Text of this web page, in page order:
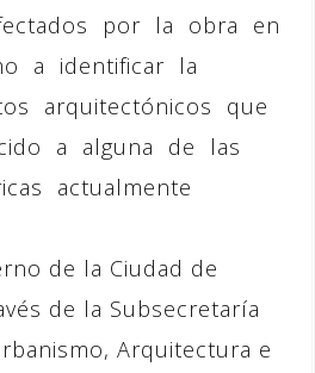
por la obra en
a identificar la
arquitectónicos que
a alguna de las
actualmente
de la Ciudad de
de la Subsecretaría
Arquitectura e